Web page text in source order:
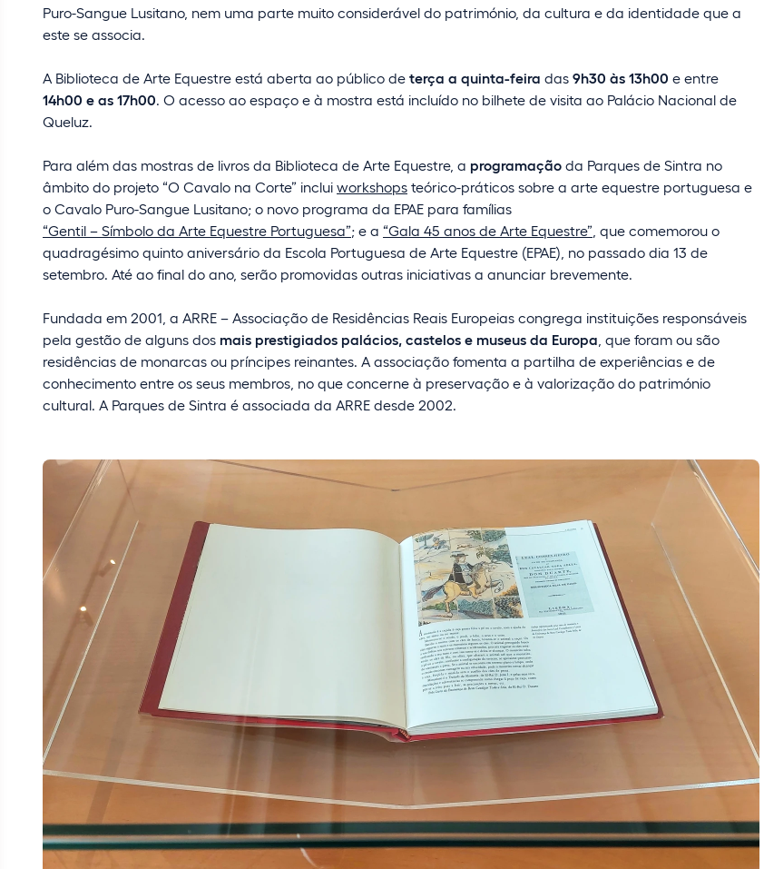
Puro-Sangue Lusitano, nem uma parte muito considerável do património, da cultura e da identidade que a
este se associa.
A Biblioteca de Arte Equestre está aberta ao público de terça a quinta-feira das 9h30 às 13h00 e entre
14h00 e as 17h00. O acesso ao espaço e à mostra está incluído no bilhete de visita ao Palácio Nacional de
Queluz.
Para além das mostras de livros da Biblioteca de Arte Equestre, a programação da Parques de Sintra no
âmbito do projeto “O Cavalo na Corte” inclui workshops teórico-práticos sobre a arte equestre portuguesa e
o Cavalo Puro-Sangue Lusitano; o novo programa da EPAE para famílias
“Gentil – Símbolo da Arte Equestre Portuguesa”; e a “Gala 45 anos de Arte Equestre” , que comemorou o
quadragésimo quinto aniversário da Escola Portuguesa de Arte Equestre (EPAE), no passado dia 13 de
setembro. Até ao final do ano, serão promovidas outras iniciativas a anunciar brevemente.
Fundada em 2001, a ARRE – Associação de Residências Reais Europeias congrega instituições responsáveis
pela gestão de alguns dos mais prestigiados palácios, castelos e museus da Europa , que foram ou são
residências de monarcas ou príncipes reinantes. A associação fomenta a partilha de experiências e de
conhecimento entre os seus membros, no que concerne à preservação e à valorização do património
cultural. A Parques de Sintra é associada da ARRE desde 2002.